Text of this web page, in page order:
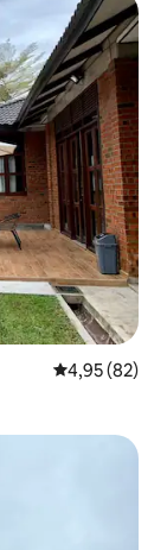
Gemiddelde
4,95 (82)